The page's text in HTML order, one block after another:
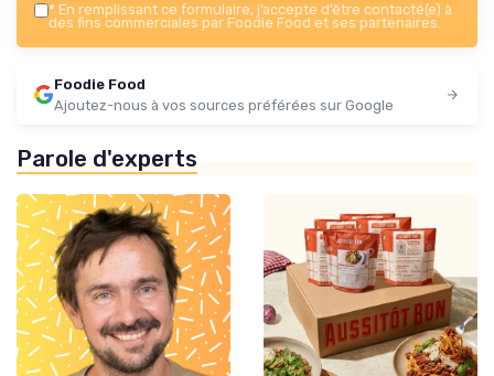
* En remplissant ce formulaire, j’accepte d’être contacté(e) à
des fins commerciales par Foodie Food et ses partenaires.
Foodie Food
Ajoutez-nous à vos sources préférées sur Google
Parole d'experts